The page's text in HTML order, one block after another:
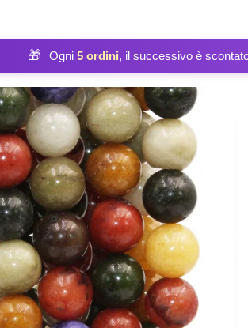
🎁 Ogni 5 ordini, il successivo è